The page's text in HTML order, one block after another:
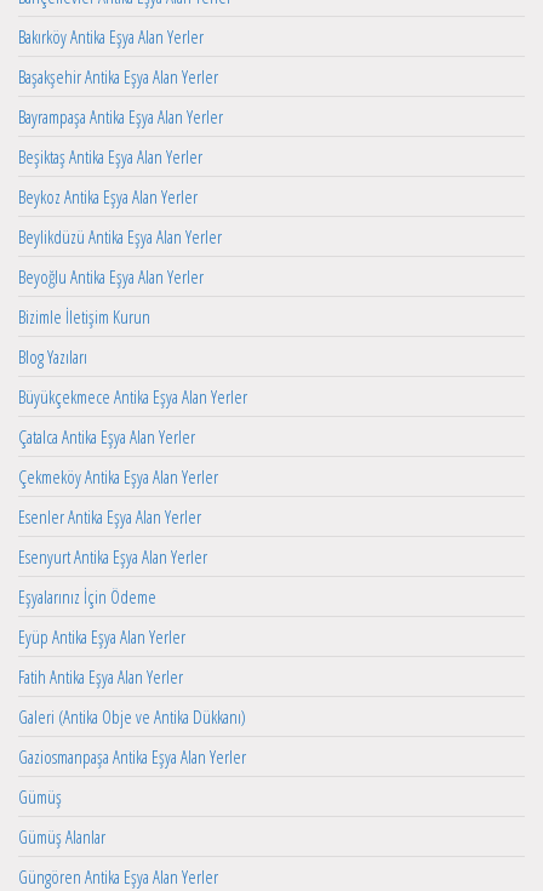
Bakırköy Antika Eşya Alan Yerler
Başakşehir Antika Eşya Alan Yerler
Bayrampaşa Antika Eşya Alan Yerler
Beşiktaş Antika Eşya Alan Yerler
Beykoz Antika Eşya Alan Yerler
Beylikdüzü Antika Eşya Alan Yerler
Beyoğlu Antika Eşya Alan Yerler
Bizimle İletişim Kurun
Blog Yazıları
Büyükçekmece Antika Eşya Alan Yerler
Çatalca Antika Eşya Alan Yerler
Çekmeköy Antika Eşya Alan Yerler
Esenler Antika Eşya Alan Yerler
Esenyurt Antika Eşya Alan Yerler
Eşyalarınız İçin Ödeme
Eyüp Antika Eşya Alan Yerler
Fatih Antika Eşya Alan Yerler
Galeri (Antika Obje ve Antika Dükkanı)
Gaziosmanpaşa Antika Eşya Alan Yerler
Gümüş
Gümüş Alanlar
Güngören Antika Eşya Alan Yerler